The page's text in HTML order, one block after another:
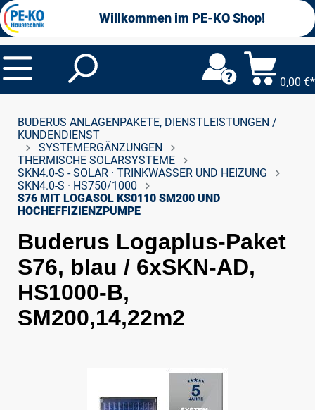
springen Willkommen im PE-KO Shop!
0,00 €*
BUDERUS ANLAGENPAKETE, DIENSTLEISTUNGEN /
KUNDENDIENST
SYSTEMERGÄNZUNGEN
THERMISCHE SOLARSYSTEME
SKN4.0-S - SOLAR · TRINKWASSER UND HEIZUNG
SKN4.0-S · HS750/1000
S76 MIT LOGASOL KS0110 SM200 UND
HOCHEFFIZIENZPUMPE
Buderus Logaplus-Paket
S76, blau / 6xSKN-AD,
HS1000-B,
SM200,14,22m2